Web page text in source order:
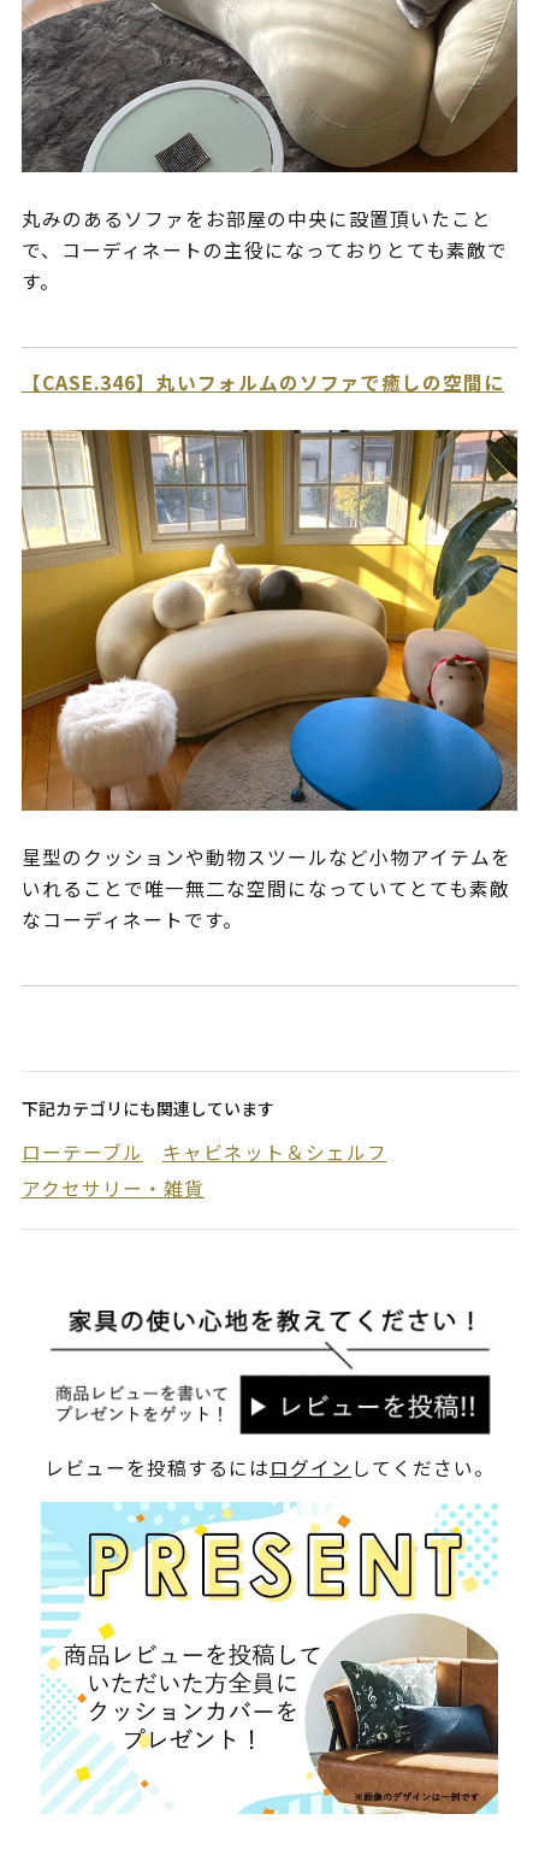
丸みのあるソファをお部屋の中央に設置頂いたこと
で、コーディネートの主役になっておりとても素敵で
す。
【CASE.346】丸いフォルムのソファで癒しの空間に
星型のクッションや動物スツールなど小物アイテムを
いれることで唯一無二な空間になっていてとても素敵
なコーディネートです。
下記カテゴリにも関連しています
ローテーブル
キャビネット＆シェルフ
アクセサリー・雑貨
レビューを投稿するにはログイン してください。